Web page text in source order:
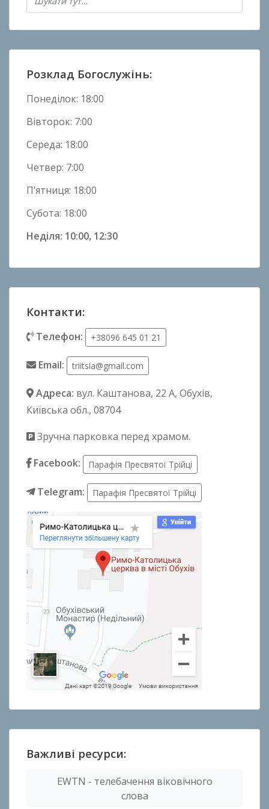
в
н
и
Розклад Богослужінь:
Понеділок: 18:00
Вівторок: 7:00
Середа: 18:00
Четвер: 7:00
П’ятниця: 18:00
Субота: 18:00
Неділя: 10:00, 12:30
Контакти:
Телефон: +38096 645 01 21
Email: triitsia@gmail.com
Адреса: вул. Каштанова, 22 А, Обухів,
Київська обл., 08704
Зручна парковка перед храмом.
Facebook:
Парафія Пресвятої Трійці
Telegram: Парафія Пресвятої Трійці
Важливі ресурси:
EWTN - телебачення віковічного
слова